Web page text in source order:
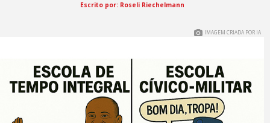
Escrito por: Roseli Riechelmann
IMAGEM CRIADA POR IA